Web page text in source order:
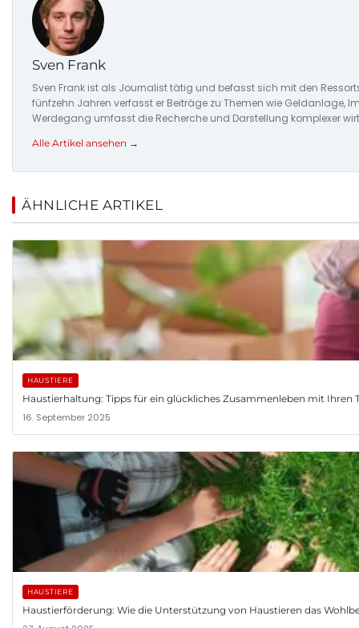
Sven Frank
Sven Frank ist als Journalist tätig und befasst sich mit den
fünfzehn Jahren verfasst er Beiträge zu Themen wie Geldanlage,
Werdegang umfasst die Recherche und Darstellung komplexer
Alle Artikel ansehen →
ÄHNLICHE ARTIKEL
HAUSTIERE
Haustierhaltung: Tipps für ein glückliches Zusammenleben mit Ihren
16. September 2025
HAUSTIERE
Haustierförderung: Wie die Unterstützung von Haustieren das